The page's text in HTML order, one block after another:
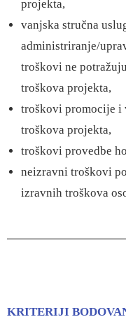
projekta,
vanjska stručna
administriranje/
troškovi ne
troškova projekta,
troškovi promocije
troškova projekta,
troškovi provedbe
neizravni troškovi
izravnih troškova
KRITERIJI